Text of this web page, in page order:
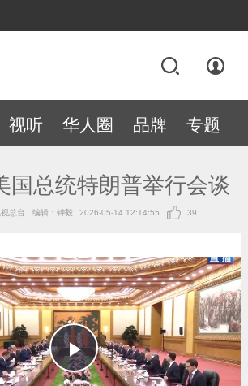
视听 华人圈 品牌 专题
国总统特朗普举行会谈
总台 编辑：钟毅 2026-05-14 12:14:55 39
播